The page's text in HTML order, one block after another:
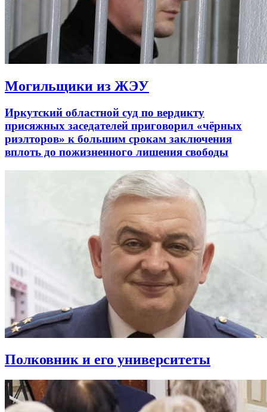
Могильщики из ЖЭУ
Иркутский областной суд по вердикту
присяжных заседателей приговорил «чёрных
риэлторов» к большим срокам заключения
вплоть до пожизненного лишения свободы
Полковник и его университеты